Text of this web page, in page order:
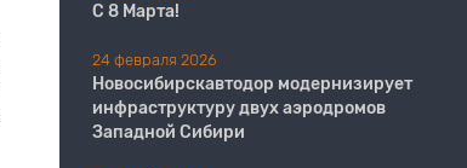
С 8 Марта!
24 февраля 2026
Новосибирскавтодор модернизирует
инфраструктуру двух аэродромов
Западной Сибири